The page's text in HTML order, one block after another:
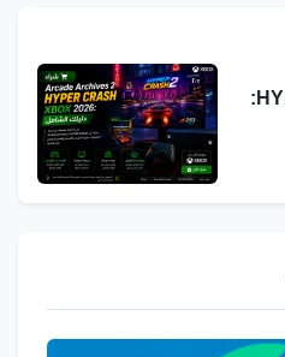
HYPER CRASH Xbox 2026: